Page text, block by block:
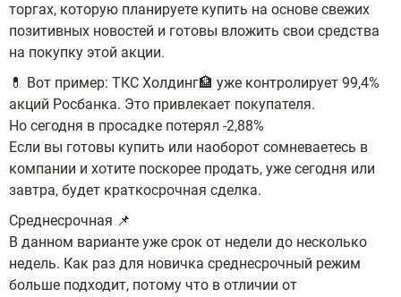
торгах, которую планируете купить на основе свежих
позитивных новостей и готовы вложить свои средства
на покупку этой акции.
💊 Вот пример: ТКС Холдинг🏦 уже контролирует 99,4%
акций Росбанка. Это привлекает покупателя.
Но сегодня в просадке потерял -2,88%
Если вы готовы купить или наоборот сомневаетесь в
компании и хотите поскорее продать, уже сегодня или
завтра, будет краткосрочная сделка.
Среднесрочная 📌
В данном варианте уже срок от недели до несколько
недель. Как раз для новичка среднесрочный режим
больше подходит, потому что в отличии от